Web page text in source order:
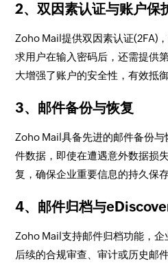
2、双因素认证与账户保
Zoho Mail提供双因素认证(2FA)
求用户在输入密码后，还需提供
大增强了账户的安全性，有效抵
3、邮件备份与恢复
Zoho Mail具备先进的邮件备份
件数据，即使在遭遇意外数据损
复，确保企业重要信息的持久保
4、邮件归档与
Zoho Mail支持邮件归档功能，
后续的合规审查、审计或历史邮